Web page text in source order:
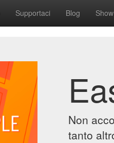
Supportaci Blog Show
Non
tanto